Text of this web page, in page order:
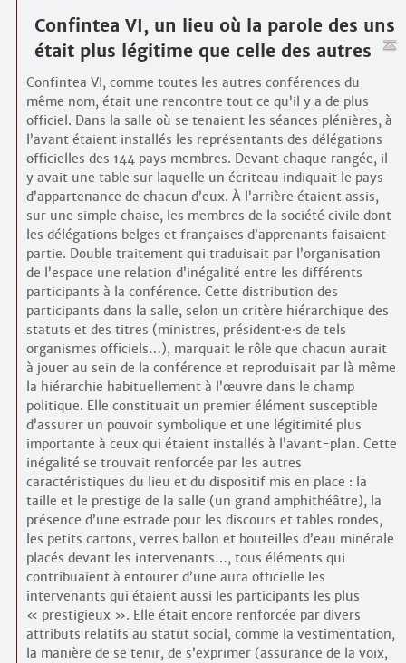
Confintea VI, un lieu où la parole des uns
était plus légitime que celle des autres
Confintea VI, comme toutes les autres conférences du
même nom, était une rencontre tout ce qu’il y a de plus
officiel. Dans la salle où se tenaient les séances plénières, à
l’avant étaient installés les représentants des délégations
officielles des 144 pays membres. Devant chaque rangée, il
y avait une table sur laquelle un écriteau indiquait le pays
d’appartenance de chacun d’eux. À l’arrière étaient assis,
sur une simple chaise, les membres de la société civile dont
les délégations belges et françaises d’apprenants faisaient
partie. Double traitement qui traduisait par l’organisation
de l’espace une relation d’inégalité entre les différents
participants à la conférence. Cette distribution des
participants dans la salle, selon un critère hiérarchique des
statuts et des titres (ministres, président·e·s de tels
organismes officiels…), marquait le rôle que chacun aurait
à jouer au sein de la conférence et reproduisait par là même
la hiérarchie habituellement à l’œuvre dans le champ
politique. Elle constituait un premier élément susceptible
d’assurer un pouvoir symbolique et une légitimité plus
importante à ceux qui étaient installés à l’avant-plan. Cette
inégalité se trouvait renforcée par les autres
caractéristiques du lieu et du dispositif mis en place : la
taille et le prestige de la salle (un grand amphithéâtre), la
présence d’une estrade pour les discours et tables rondes,
les petits cartons, verres ballon et bouteilles d’eau minérale
placés devant les intervenants…, tous éléments qui
contribuaient à entourer d’une aura officielle les
intervenants qui étaient aussi les participants les plus
« prestigieux ». Elle était encore renforcée par divers
attributs relatifs au statut social, comme la vestimentation,
la manière de se tenir, de s’exprimer (assurance de la voix,